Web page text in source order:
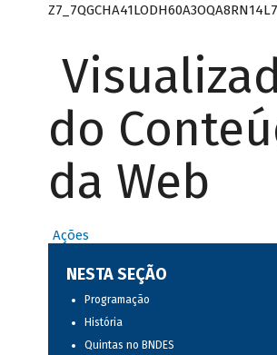
Z7_7QGCHA41LODH60A3OQA8RN14L7
do
da Web
Ações
NESTA SEÇÃO
Programação
História
Quintas no BNDES